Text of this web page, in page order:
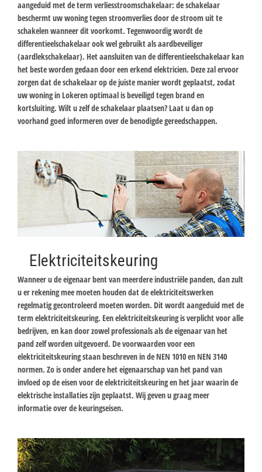
aangeduid met de term verliesstroomschakelaar: de schakelaar
beschermt uw woning tegen stroomverlies door de stroom uit te
schakelen wanneer dit voorkomt. Tegenwoordig wordt de
differentieelschakelaar ook wel gebruikt als aardbeveiliger
(aardlekschakelaar). Het aansluiten van de differentieelschakelaar kan
het beste worden gedaan door een erkend elektricien. Deze zal ervoor
zorgen dat de schakelaar op de juiste manier wordt geplaatst, zodat
uw woning in Lokeren optimaal is beveiligd tegen brand en
kortsluiting. Wilt u zelf de schakelaar plaatsen? Laat u dan op
voorhand goed informeren over de benodigde gereedschappen.
Elektriciteitskeuring
Wanneer u de eigenaar bent van meerdere industriële panden, dan zult
u er rekening mee moeten houden dat de elektriciteitswerken
regelmatig gecontroleerd moeten worden. Dit wordt aangeduid met de
term elektriciteitskeuring. Een elektriciteitskeuring is verplicht voor alle
bedrijven, en kan door zowel professionals als de eigenaar van het
pand zelf worden uitgevoerd. De voorwaarden voor een
elektriciteitskeuring staan beschreven in de NEN 1010 en NEN 3140
normen. Zo is onder andere het eigenaarschap van het pand van
invloed op de eisen voor de elektriciteitskeuring en het jaar waarin de
elektrische installaties zijn geplaatst. Wij geven u graag meer
informatie over de keuringseisen.